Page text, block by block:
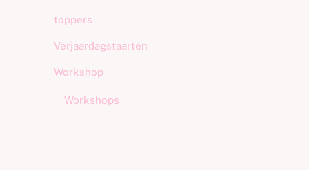
toppers
Verjaardagstaarten
Workshop
Workshops